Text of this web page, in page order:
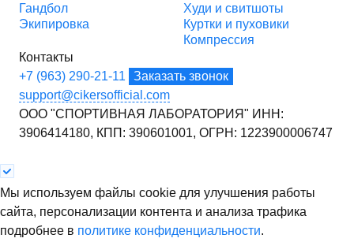
Гандбол
Экипировка
Худи и свитшоты
Куртки и пуховики
Компрессия
Контакты
+7 (963) 290-21-11
Заказать звонок
support@cikersofficial.com
ООО "СПОРТИВНАЯ ЛАБОРАТОРИЯ" ИНН:
3906414180, КПП: 390601001, ОГРН: 1223900006747
Мы используем файлы cookie для улучшения работы
сайта, персонализации контента и анализа трафика
подробнее в политике конфиденциальности.